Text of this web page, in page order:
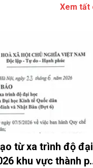
Xem tất
từ xa trình độ đại
khu vực thành